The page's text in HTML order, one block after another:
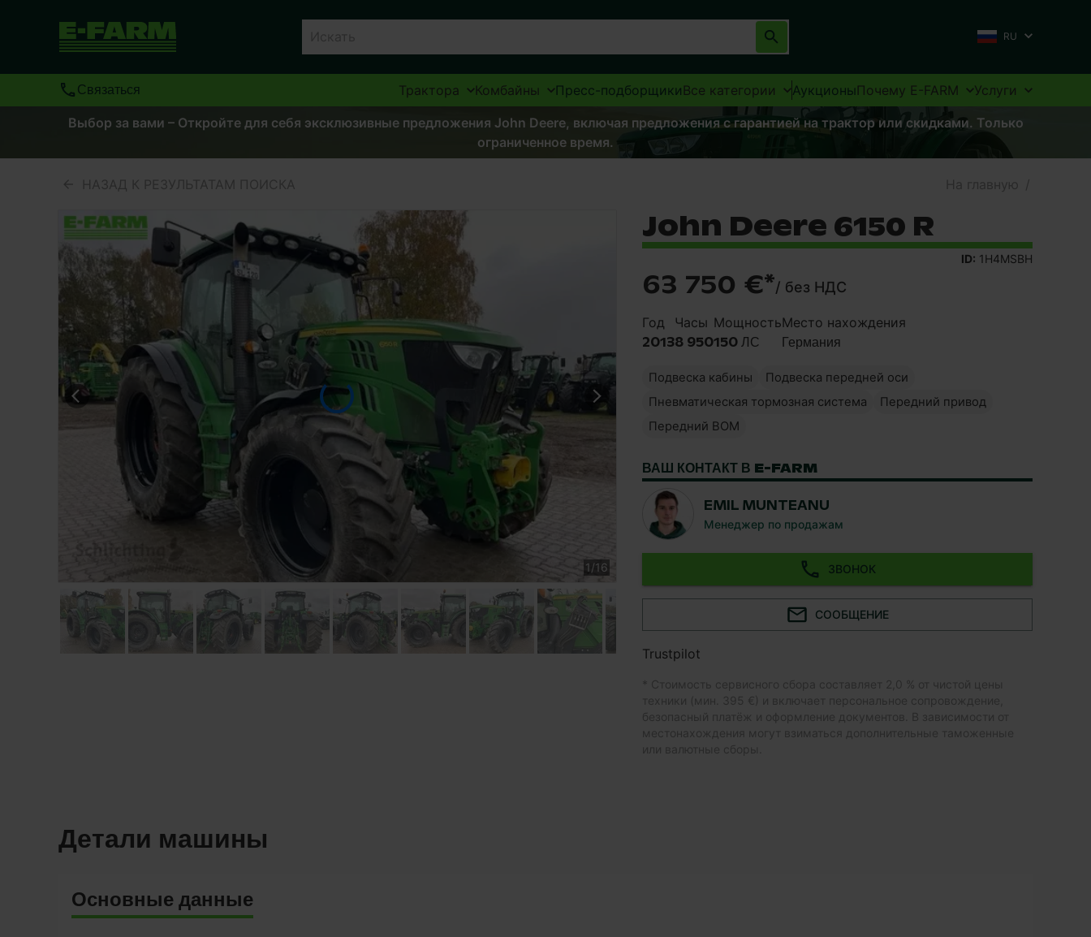
RU
Связаться Трактора Комбайны Пресс-подборщикиВсе категории АукционыПочему E-FARM
Услуги
Выбор за вами – Откройте для себя эксклюзивные предложения John Deere, включая предложения с гарантией на трактор или скидками. Только
ограниченное время.
НАЗАД К РЕЗУЛЬТАТАМ ПОИСКА На главную /
1 /16
John Deere 6150 R
ID: 1H4MSBH
63 750 €*/ без НДС
Год
2013
Часы
8 950
Мощность
150 ЛС
Место нахождения
Германия
Подвеска кабины
Подвеска передней оси
Пневматическая тормозная система
Передний привод
Передний ВОМ
ВАШ КОНТАКТ В E-FARM
EMIL MUNTEANU
Менеджер по продажам
ЗВОНОК
СООБЩЕНИЕ
Trustpilot
* Стоимость сервисного сбора составляет 2,0 % от чистой цены
техники (мин. 395 €) и включает персональное сопровождение,
безопасный платёж и оформление документов. В зависимости от
местонахождения могут взиматься дополнительные таможенные
или валютные сборы.
Детали машины
Основные данные